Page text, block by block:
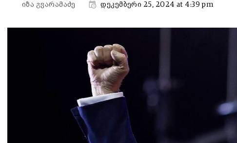
იზა გვარამაძე დეკემბერი 25, 2024 at 4:39 pm